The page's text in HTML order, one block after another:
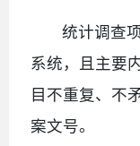
统计调查
系统，且主要
目不重复、不
案文号。